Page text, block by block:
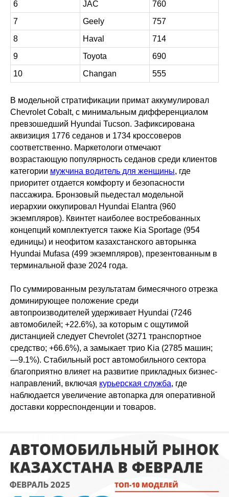
6 JAC
760
7
Geely
757
8
Haval
714
9
Toyota
690
10
Changan 555
В модельной стратификации примат аккумулировал
Chevrolet Cobalt, с минимальным дифференциалом
превзошедший Hyundai Tucson. Зафиксирована
аквизиция 1776 седанов и 1734 кроссоверов
соответственно. Маркетологи отмечают
возрастающую популярность седанов среди клиентов
категории мужчина водитель для женщины, где
приоритет отдается комфорту и безопасности
пассажира. Бронзовый пьедестал модельной
иерархии оккупировал Hyundai Elantra (960
экземпляров). Квинтет наиболее востребованных
концепций комплектуется также Kia Sportage (954
единицы) и неофитом казахстанского авторынка
Hyundai Mufasa (499 экземпляров), презентованным в
терминальной фазе 2024 года.
По суммированным результатам бимесячного отрезка
доминирующее положение среди
автопроизводителей удерживает Hyundai (7246
автомобилей; +22.6%), за которым с ощутимой
дистанцией следует Chevrolet (3271 транспортное
средство; +66.6%), а замыкает трио Kia (2785 машин;
—9.1%). Стабильный рост автомобильного сектора
благоприятно влияет на развитие прикладных бизнес-
направлений, включая курьерская служба, где
наблюдается увеличение автопарка для оперативной
доставки корреспонденции и товаров.